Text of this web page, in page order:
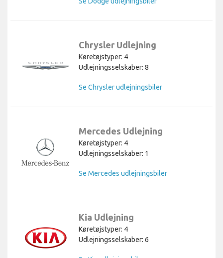
Chrysler Udlejning
Køretøjstyper: 4
Udlejningsselskaber: 8
Se Chrysler udlejningsbiler
Mercedes Udlejning
Køretøjstyper: 4
Udlejningsselskaber: 1
Se Mercedes udlejningsbiler
Kia Udlejning
Køretøjstyper: 4
Udlejningsselskaber: 6